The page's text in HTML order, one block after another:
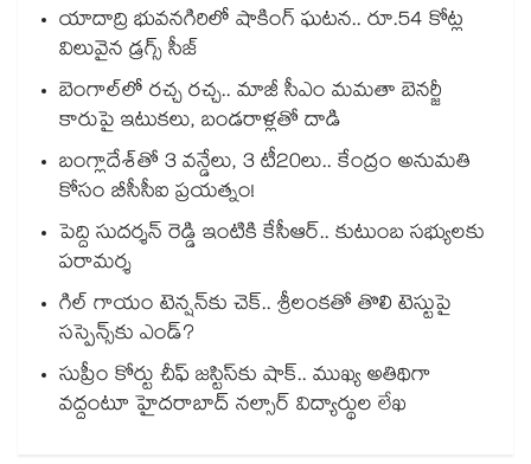
యాదాద్రి భువనగిరిలో షాకింగ్ ఘటన.. రూ.54 కోట్ల
విలువైన డ్రగ్స్ సీజ్
బెంగాల్⁭లో రచ్చ రచ్చ.. మాజీ సీఎం మమతా బెనర్జీ
కారుపై ఇటుకలు, బండరాళ్లతో దాడి
బంగ్లాదేశ్⁬తో 3 వన్డేలు, 3 టీ20లు.. కేంద్రం అనుమతి
కోసం బీసీసీఐ ప్రయత్నం!
పెద్ది సుదర్శన్ రెడ్డి ఇంటికి కేసీఆర్.. కుటుంబ సభ్యులకు
పరామర్శ
గిల్ గాయం టెన్షన్‌కు చెక్.. శ్రీలంకతో తొలి టెస్టుపై
సస్పెన్స్‌కు ఎండ్?
సుప్రీం కోర్టు చీఫ్ జస్టిస్⁭కు షాక్.. ముఖ్య అతిథిగా
వద్దంటూ హైదరాబాద్ నల్సార్ విద్యార్థుల లేఖ